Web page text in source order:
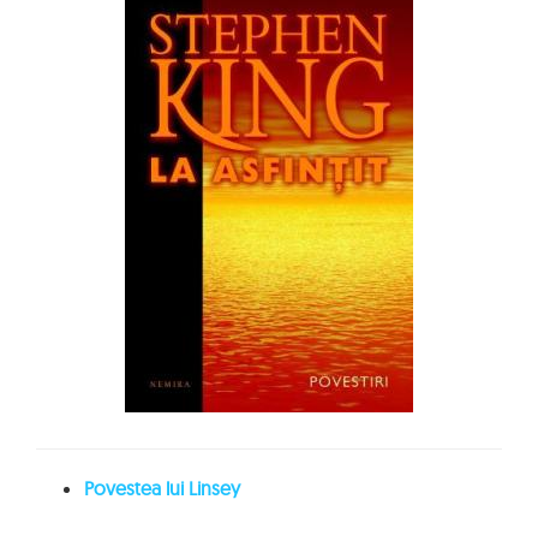
Povestea lui Linsey